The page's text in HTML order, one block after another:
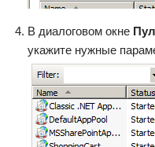
В диалоговом окне
укажите нужные